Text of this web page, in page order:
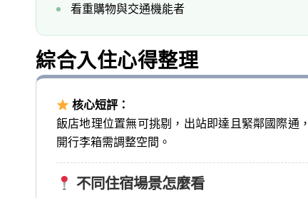
看重購物與交通機能者
綜合入住心得整理
核心短評：
飯店地理位置無可挑剔，出站即達且緊鄰國際通
開行李箱需調整空間。
不同住宿場景怎麼看